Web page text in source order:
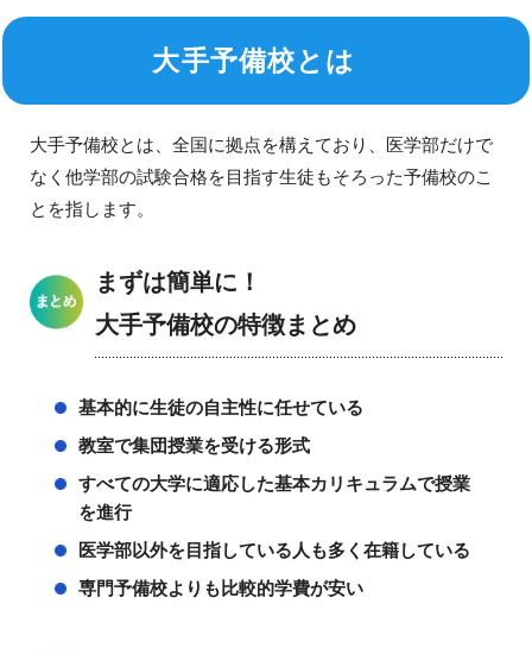
大手予備校とは
大手予備校とは、全国に拠点を構えており、医学部だけで
なく他学部の試験合格を目指す生徒もそろった予備校のこ
とを指します。
まずは簡単に！
大手予備校の特徴まとめ
基本的に生徒の自主性に任せている
教室で集団授業を受ける形式
すべての大学に適応した基本カリキュラムで授業
を進行
医学部以外を目指している人も多く在籍している
専門予備校よりも比較的学費が安い